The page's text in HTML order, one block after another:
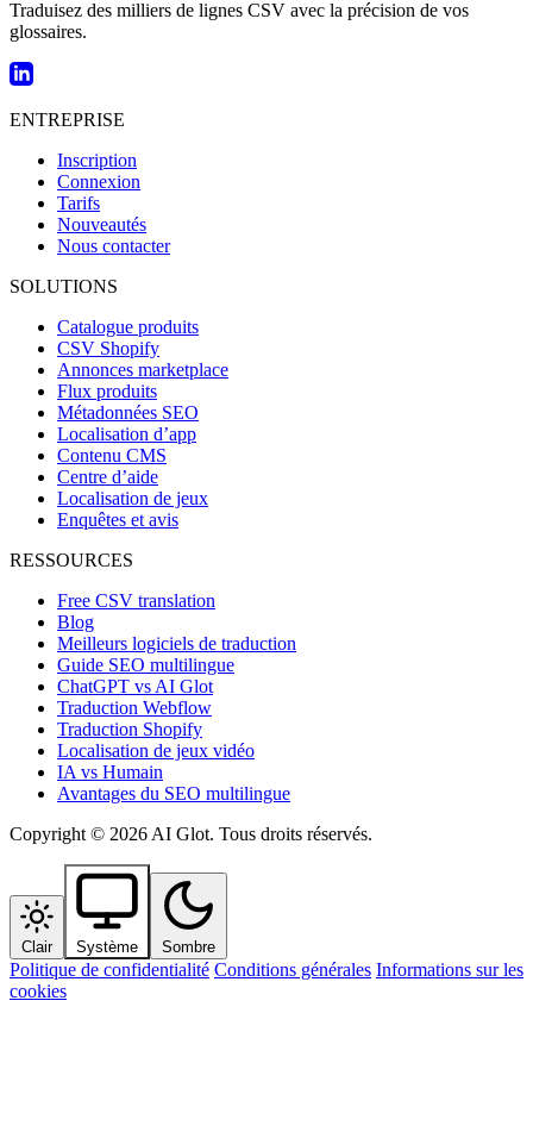
Traduisez des milliers de lignes CSV avec la précision de vos
glossaires.
ENTREPRISE
Inscription
Connexion
Tarifs
Nouveautés
Nous contacter
SOLUTIONS
Catalogue produits
CSV Shopify
Annonces marketplace
Flux produits
Métadonnées SEO
Localisation d’app
Contenu CMS
Centre d’aide
Localisation de jeux
Enquêtes et avis
RESSOURCES
Free CSV translation
Blog
Meilleurs logiciels de traduction
Guide SEO multilingue
ChatGPT vs AI Glot
Traduction Webflow
Traduction Shopify
Localisation de jeux vidéo
IA vs Humain
Avantages du SEO multilingue
Copyright © 2026 AI Glot. Tous droits réservés.
Clair Système Sombre
Politique de confidentialité Conditions générales Informations sur les
cookies